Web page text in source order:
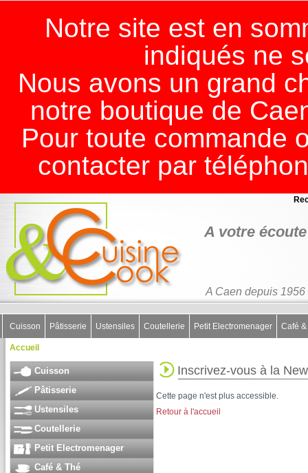
Notre site est en
indiqués ne
Nous avons un grand
notre boutique de
Pour toute commande
contacter par
A votre
A Caen depuis 1956
Cuisson Pâtisserie Ustensiles Coutellerie Petit Electromenager Café
Accueil
Cuisson
Pâtisserie
Ustensiles
Coutellerie
Petit Electromenager
Café & Thé
Inscrivez-vous à la
Cette page n'est plus accessible.
Retour à l'accueil